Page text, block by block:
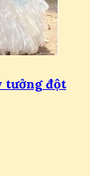
tưởng đột